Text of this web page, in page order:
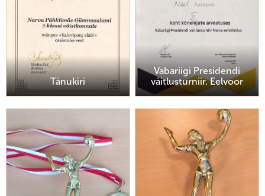
Tänukiri
Vabariigi Presidendi
väitlusturniir. Eelvoor